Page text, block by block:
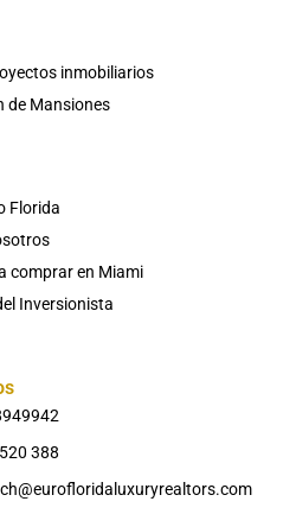
inmobiliarios
de Mansiones
Florida
comprar en Miami
Inversionista
388